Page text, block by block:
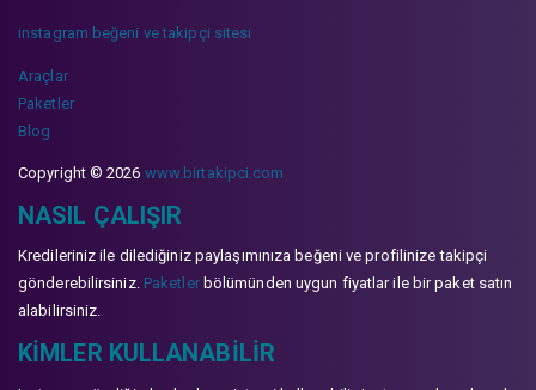
instagram beğeni ve takipçi sitesi
Araçlar
Paketler
Blog
Copyright © 2026 www.birtakipci.com
NASIL ÇALIŞIR
Kredileriniz ile dilediğiniz paylaşımınıza beğeni ve profilinize takipçi
gönderebilirsiniz. Paketlerbölümünden uygun fiyatlar ile bir paket satın
alabilirsiniz.
KIMLER KULLANABILIR